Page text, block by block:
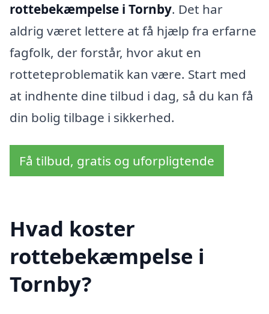
rottebekæmpelse i Tornby. Det har
aldrig været lettere at få hjælp fra erfarne
fagfolk, der forstår, hvor akut en
rotteteproblematik kan være. Start med
at indhente dine tilbud i dag, så du kan få
din bolig tilbage i sikkerhed.
Få tilbud, gratis og uforpligtende
Hvad koster
rottebekæmpelse i
Tornby?